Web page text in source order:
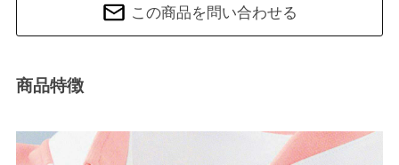
この商品を問い合わせる
商品特徴